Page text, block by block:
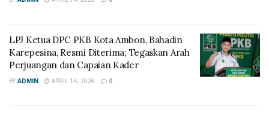
LPJ Ketua DPC PKB Kota Ambon, Bahadin
Karepesina, Resmi Diterima; Tegaskan Arah
Perjuangan dan Capaian Kader
BY ADMIN APRIL 14, 2026 0